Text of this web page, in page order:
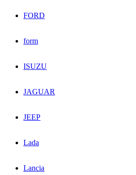
FORD
form
ISUZU
JAGUAR
JEEP
Lada
Lancia